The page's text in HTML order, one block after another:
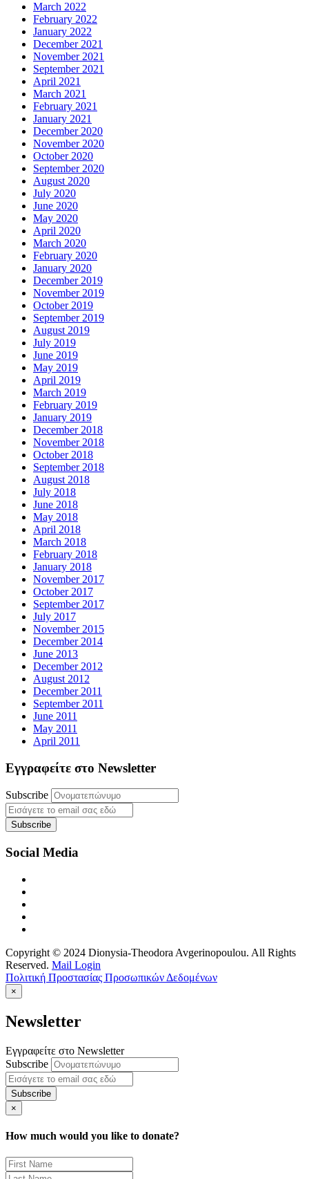
March 2022
February 2022
January 2022
December 2021
November 2021
September 2021
April 2021
March 2021
February 2021
January 2021
December 2020
November 2020
October 2020
September 2020
August 2020
July 2020
June 2020
May 2020
April 2020
March 2020
February 2020
January 2020
December 2019
November 2019
October 2019
September 2019
August 2019
July 2019
June 2019
May 2019
April 2019
March 2019
February 2019
January 2019
December 2018
November 2018
October 2018
September 2018
August 2018
July 2018
June 2018
May 2018
April 2018
March 2018
February 2018
January 2018
November 2017
October 2017
September 2017
July 2017
November 2015
December 2014
June 2013
December 2012
August 2012
December 2011
September 2011
June 2011
May 2011
April 2011
Εγγραφείτε στο Newsletter
Subscribe
Social Media
Copyright © 2024 Dionysia-Theodora Avgerinopoulou. All Rights
Reserved. Mail Login
Πολιτική Προστασίας Προσωπικών Δεδομένων
×
Newsletter
Εγγραφείτε στο Newsletter
Subscribe
×
How much would you like to donate?